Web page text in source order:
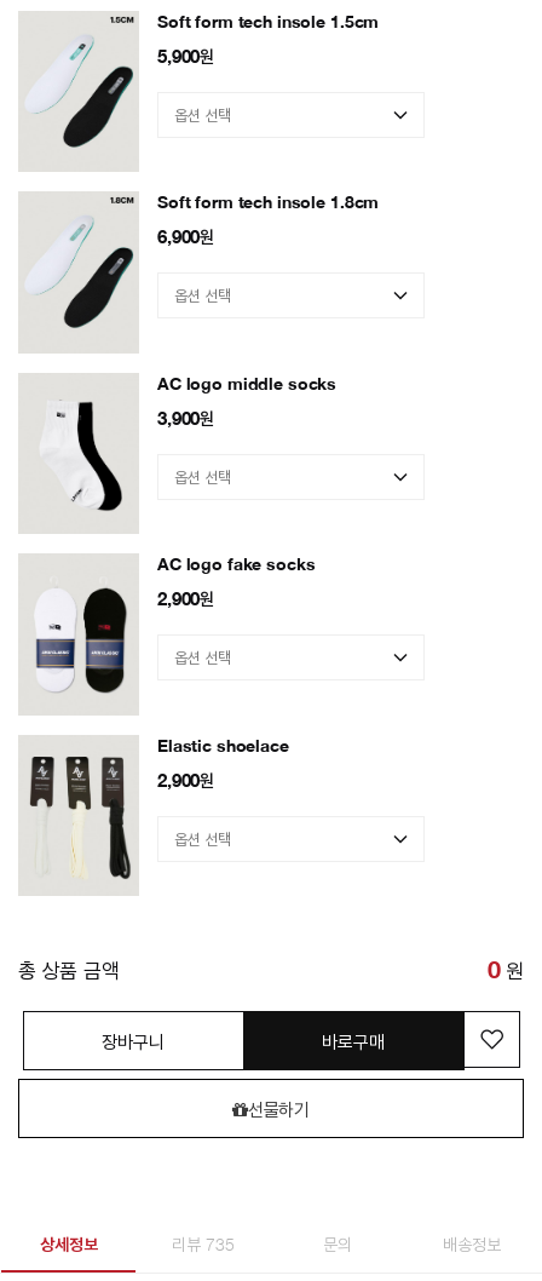
Soft form tech insole 1.5cm
5,900원
Soft form tech insole 1.8cm
6,900원
AC logo middle socks
3,900원
AC logo fake socks
2,900원
Elastic shoelace
2,900원
총 상품 금액 0 원
장바구니 바로구매
선물하기
상세정보 리뷰 735 문의 배송정보